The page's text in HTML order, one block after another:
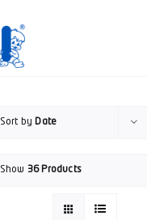
Sort by Date
Show 36 Products